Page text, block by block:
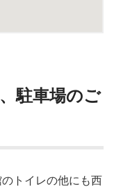
駐車場のご
トイレの他にも西